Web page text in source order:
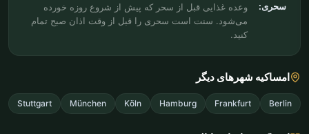
سحری:
وعده غذایی قبل از سحر که پیش از شروع روزه خورده
می‌شود. سنت است سحری را قبل از وقت اذان صبح تمام
کنید.
امساکیه شهرهای دیگر
Berlin
Frankfurt
Hamburg
Köln
München
Stuttgart